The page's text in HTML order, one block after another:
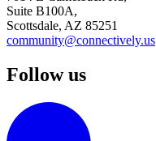
Suite B100A,
Scottsdale, AZ 85251
community@connectively.us
Follow us